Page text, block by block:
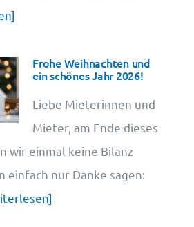
Frohe Weihnachten und
ein schönes Jahr 2026!
Liebe Mieterinnen und
Mieter, am Ende dieses
wir einmal keine Bilanz
einfach nur Danke sagen: